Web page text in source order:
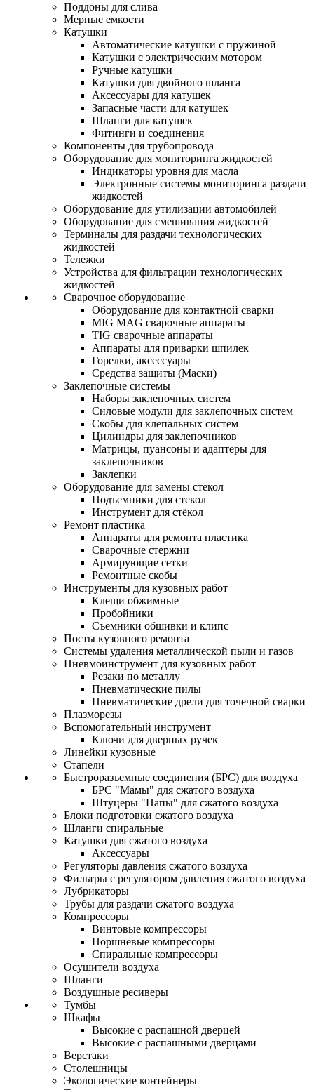
Поддоны для слива
Мерные емкости
Катушки
Автоматические катушки с пружиной
Катушки с электрическим мотором
Ручные катушки
Катушки для двойного шланга
Аксессуары для катушек
Запасные части для катушек
Шланги для катушек
Фитинги и соединения
Компоненты для трубопровода
Оборудование для мониторинга жидкостей
Индикаторы уровня для масла
Электронные системы мониторинга раздачи
жидкостей
Оборудование для утилизации автомобилей
Оборудование для смешивания жидкостей
Терминалы для раздачи технологических
жидкостей
Тележки
Устройства для фильтрации технологических
жидкостей
Сварочное оборудование
Оборудование для контактной сварки
MIG MAG сварочные аппараты
TIG сварочные аппараты
Аппараты для приварки шпилек
Горелки, аксессуары
Средства защиты (Маски)
Заклепочные системы
Наборы заклепочных систем
Силовые модули для заклепочных систем
Скобы для клепальных систем
Цилиндры для заклепочников
Матрицы, пуансоны и адаптеры для
заклепочников
Заклепки
Оборудование для замены стекол
Подъемники для стекол
Инструмент для стёкол
Ремонт пластика
Аппараты для ремонта пластика
Сварочные стержни
Армирующие сетки
Ремонтные скобы
Инструменты для кузовных работ
Клещи обжимные
Пробойники
Съемники обшивки и клипс
Посты кузовного ремонта
Системы удаления металлической пыли и газов
Пневмоинструмент для кузовных работ
Резаки по металлу
Пневматические пилы
Пневматические дрели для точечной сварки
Плазморезы
Вспомогательный инструмент
Ключи для дверных ручек
Линейки кузовные
Стапели
Быстроразъемные соединения (БРС) для воздуха
БРС "Мамы" для сжатого воздуха
Штуцеры "Папы" для сжатого воздуха
Блоки подготовки сжатого воздуха
Шланги спиральные
Катушки для сжатого воздуха
Аксессуары
Регуляторы давления сжатого воздуха
Фильтры с регулятором давления сжатого воздуха
Лубрикаторы
Трубы для раздачи сжатого воздуха
Компрессоры
Винтовые компрессоры
Поршневые компрессоры
Спиральные компрессоры
Осушители воздуха
Шланги
Воздушные ресиверы
Тумбы
Шкафы
Высокие с распашной дверцей
Высокие с распашными дверцами
Верстаки
Столешницы
Экологические контейнеры